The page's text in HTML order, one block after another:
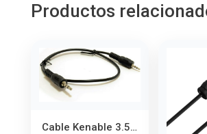
Productos
Cable Kenable 3.5mm a 2.5mm 50cm – Conecta Auriculares y Dispositivos